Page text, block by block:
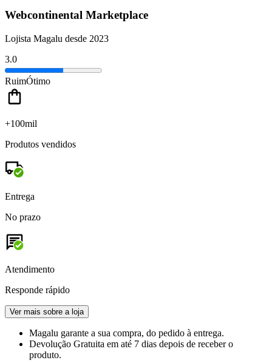
Webcontinental Marketplace
Lojista Magalu desde 2023
3.0
RuimÓtimo
+100mil
Produtos vendidos
Entrega
No prazo
Atendimento
Responde rápido
Ver mais sobre a loja
Magalu garante a sua compra, do pedido à entrega.
Devolução Gratuita em até 7 dias depois de receber o
produto.